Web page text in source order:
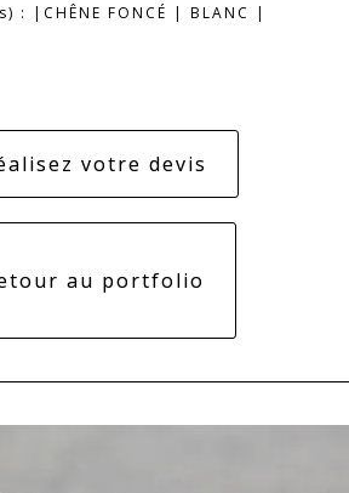
: |CHÊNE FONCÉ | BLANC |
votre devis
au portfolio